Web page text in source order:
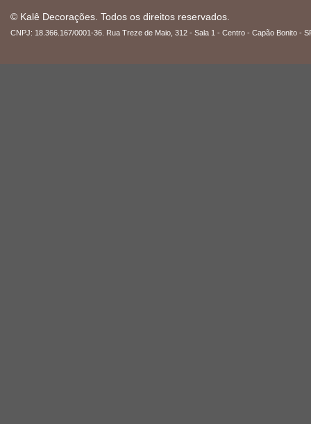
© Kalê Decorações. Todos os direitos reservados.
CNPJ: 18.366.167/0001-36. Rua Treze de Maio, 312 - Sala 1 - Centro - Capão Bonito -